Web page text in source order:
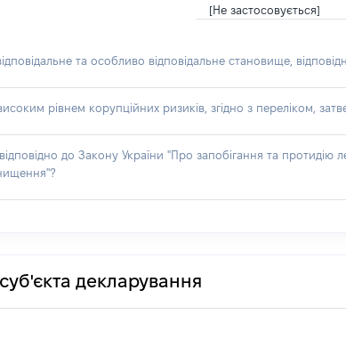
[Не застосовується]
та особливо відповідальне становище,
рівнем корупційних ризиків, згідно з переліком,
до Закону України "Про запобігання та
декларування